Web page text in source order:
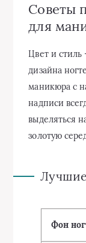
Советы
для
Цвет и стиль
дизайна
маникюра с
надписи
выделяться
золотую
Лучшие
Фон